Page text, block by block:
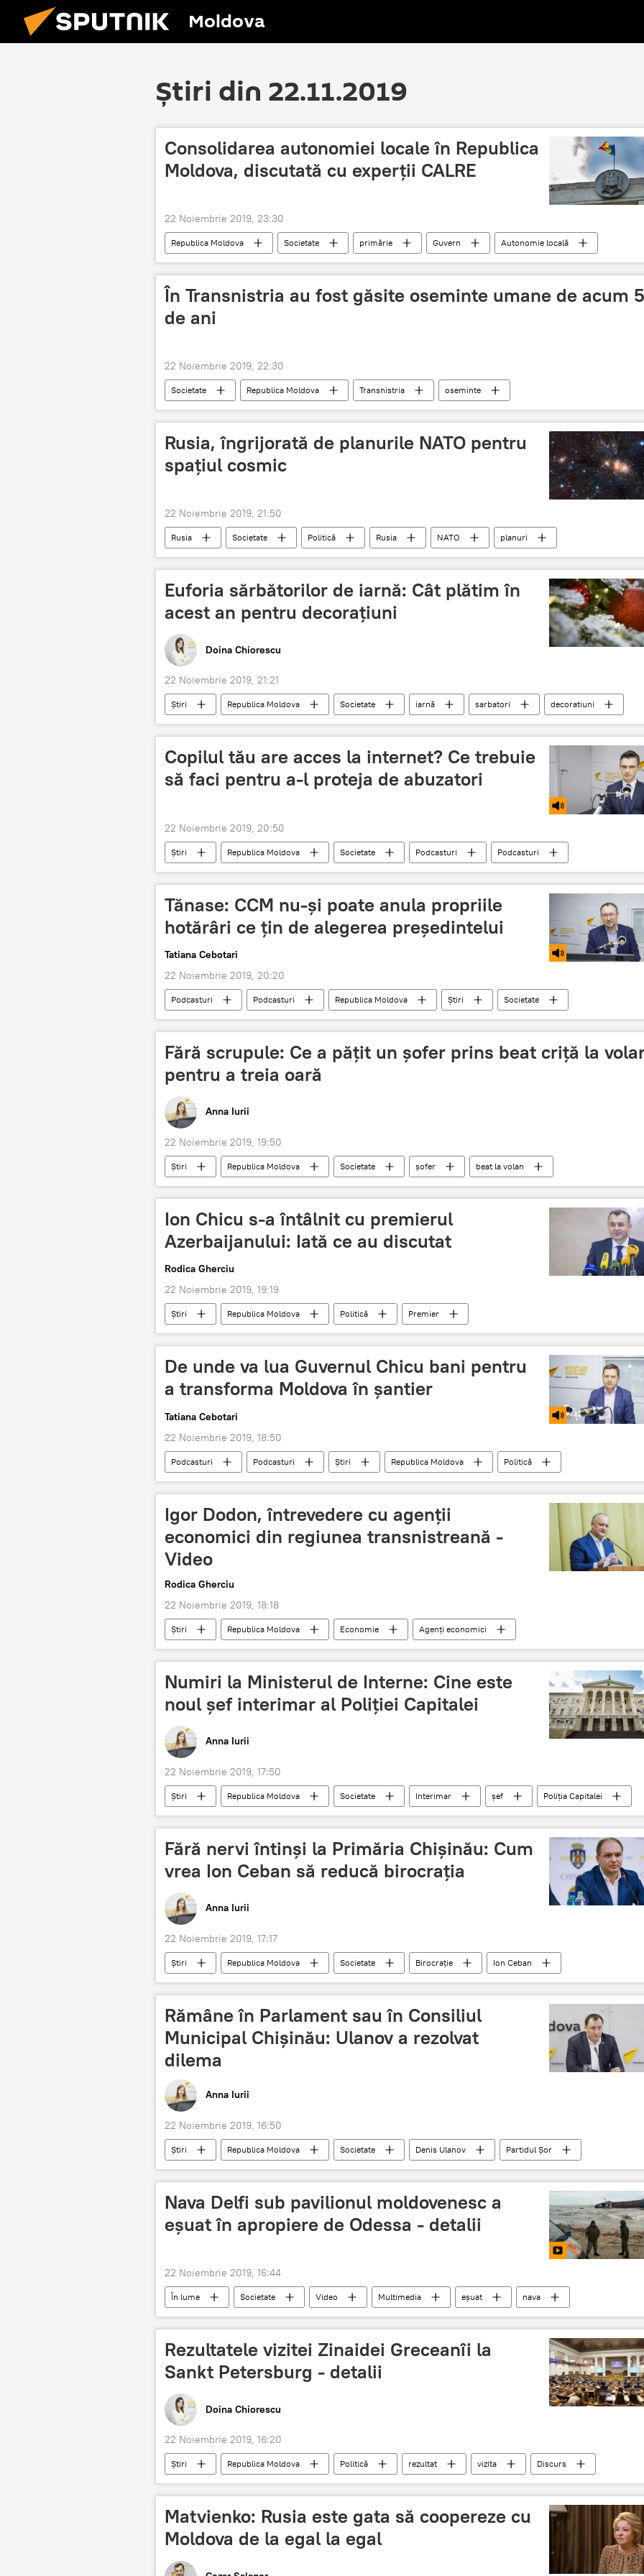
Moldova
Știri din 22.11.2019
Consolidarea autonomiei locale în Republica
Moldova, discutată cu experții CALRE
22 Noiembrie 2019, 23:30
Republica Moldova Societate primărie Guvern Autonomie locală
În Transnistria au fost găsite oseminte umane de acum
de ani
22 Noiembrie 2019, 22:30
Societate Republica Moldova Transnistria
oseminte
expertiză medico-legală
Rusia, îngrijorată de planurile NATO pentru
spațiul cosmic
22 Noiembrie 2019, 21:50
Rusia Societate Politică Rusia NATO
planuri
ingrijorare
cosmos
Euforia sărbătorilor de iarnă: Cât plătim în
acest an pentru decorațiuni
Doina Chiorescu
22 Noiembrie 2019, 21:21
Știri Republica Moldova Societate iarnă sarbatori
decoratiuni
an
Copilul tău are acces la internet? Ce trebuie
să faci pentru a-l proteja de abuzatori
22 Noiembrie 2019, 20:50
Știri Republica Moldova Societate Podcasturi
Podcasturi
abuz copii
Internet Mediul online telefoane pericole
Tănase: CCM nu-și poate anula propriile
hotărâri ce țin de alegerea președintelui
Tatiana Cebotari
22 Noiembrie 2019, 20:20
Podcasturi Podcasturi Republica Moldova Știri
Societate
Politică
Alexandru Tănase CCM
Fără scrupule: Ce a pățit un șofer prins beat criță la
pentru a treia oară
Anna Iurii
22 Noiembrie 2019, 19:50
Știri Republica Moldova Societate șofer
beat la volan
închisoare
condamnare Viața în Moldova
Ion Chicu s-a întâlnit cu premierul
Azerbaijanului: Iată ce au discutat
Rodica Gherciu
22 Noiembrie 2019, 19:19
Știri Republica Moldova Politică
Premier
Prim-ministrul Republicii Moldova
relații externe relații bune Economie
De unde va lua Guvernul Chicu bani pentru
a transforma Moldova în șantier
Tatiana Cebotari
22 Noiembrie 2019, 18:50
Podcasturi Podcasturi Știri Republica Moldova
Politică
Economie
Societate Ion Chicu Moldova
Igor Dodon, întrevedere cu agenții
economici din regiunea transnistreană -
Video
Rodica Gherciu
22 Noiembrie 2019, 18:18
Știri Republica Moldova Economie
Agenți economici
Regiunea transnistreană
Bănci comerciale
Banca Națională din Moldova
Numiri la Ministerul de Interne: Cine este
noul șef interimar al Poliției Capitalei
Anna Iurii
22 Noiembrie 2019, 17:50
Știri Republica Moldova Societate Interimar șef
Poliția Capitalei
Maia
MAI
Fără nervi întinși la Primăria Chișinău: Cum
vrea Ion Ceban să reducă birocrația
Anna Iurii
22 Noiembrie 2019, 17:17
Știri Republica Moldova Societate Birocrație
Ion Ceban
Primăria Chișinău
IT digitalizate
Rămâne în Parlament sau în Consiliul
Municipal Chișinău: Ulanov a rezolvat
dilema
Anna Iurii
22 Noiembrie 2019, 16:50
Știri Republica Moldova Societate Denis Ulanov
Partidul Șor
CMC
parlament
Nava Delfi sub pavilionul moldovenesc a
eșuat în apropiere de Odessa - detalii
22 Noiembrie 2019, 16:44
În lume Societate Video Multimedia eșuat
nava
pavilion
Rezultatele vizitei Zinaidei Greceanîi la
Sankt Petersburg - detalii
Doina Chiorescu
22 Noiembrie 2019, 16:20
Știri Republica Moldova Politică rezultat vizita Discurs
Matvienko: Rusia este gata să coopereze cu
Moldova de la egal la egal